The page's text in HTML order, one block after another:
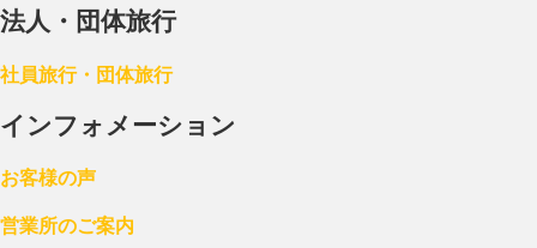
法人・団体旅行
社員旅行・団体旅行
インフォメーション
お客様の声
営業所のご案内